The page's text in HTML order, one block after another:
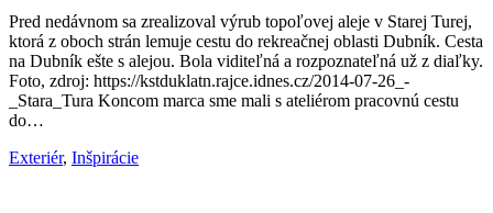
Pred nedávnom sa zrealizoval výrub topoľovej aleje v Starej Turej,
ktorá z oboch strán lemuje cestu do rekreačnej oblasti Dubník. Cesta
na Dubník ešte s alejou. Bola viditeľná a rozpoznateľná už z diaľky.
Foto, zdroj: https://kstduklatn.rajce.idnes.cz/2014-07-26_-
_Stara_Tura Koncom marca sme mali s ateliérom pracovnú cestu
do…
Exteriér, Inšpirácie